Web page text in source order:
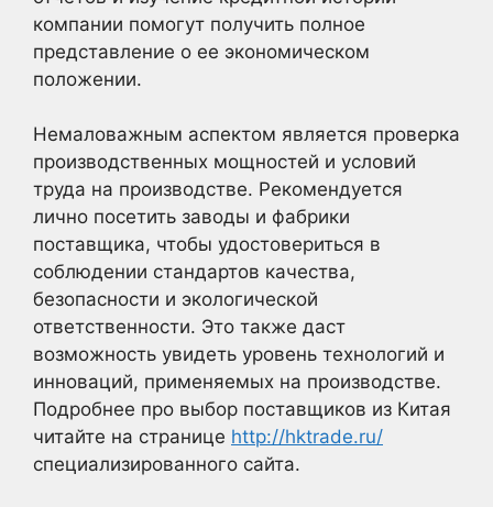
компании помогут получить полное
представление о ее экономическом
положении.
Немаловажным аспектом является проверка
производственных мощностей и условий
труда на производстве. Рекомендуется
лично посетить заводы и фабрики
поставщика, чтобы удостовериться в
соблюдении стандартов качества,
безопасности и экологической
ответственности. Это также даст
возможность увидеть уровень технологий и
инноваций, применяемых на производстве.
Подробнее про выбор поставщиков из Китая
читайте на странице http://hktrade.ru/
специализированного сайта.